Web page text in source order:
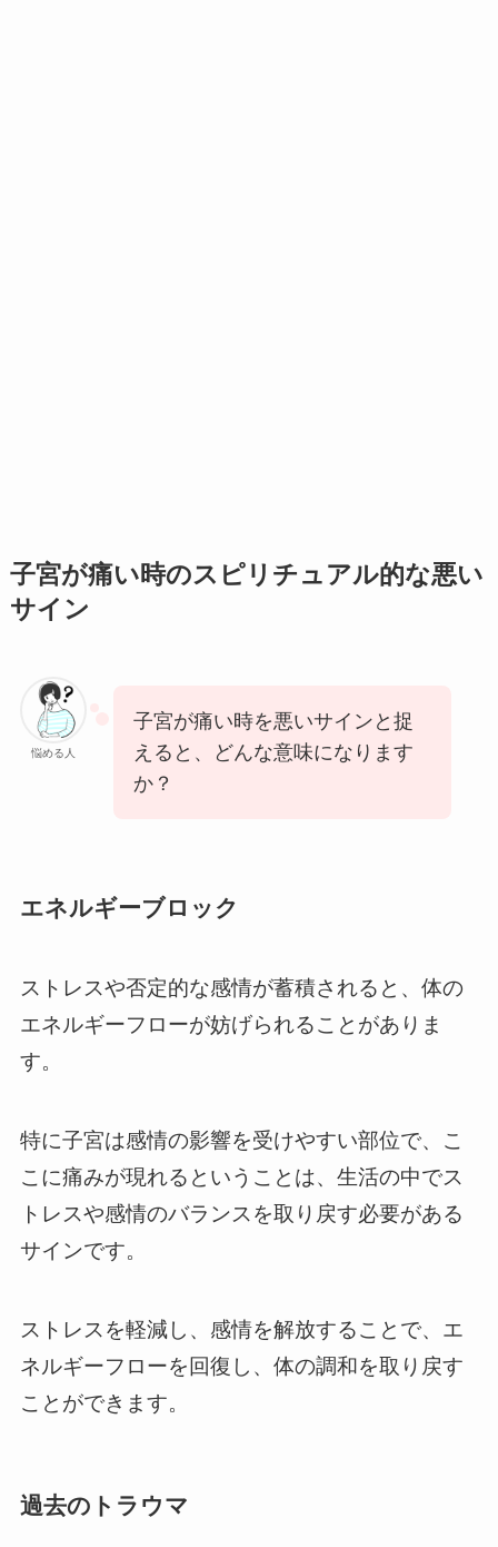
子宮が痛い時のスピリチュアル的な悪い
サイン
悩める人
子宮が痛い時を悪いサインと捉
えると、どんな意味になります
か？
エネルギーブロック
ストレスや否定的な感情が蓄積されると、体の
エネルギーフローが妨げられることがありま
す。
特に子宮は感情の影響を受けやすい部位で、こ
こに痛みが現れるということは、生活の中でス
トレスや感情のバランスを取り戻す必要がある
サインです。
ストレスを軽減し、感情を解放することで、エ
ネルギーフローを回復し、体の調和を取り戻す
ことができます。
過去のトラウマ